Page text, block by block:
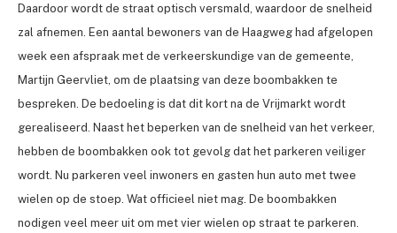
Daardoor wordt de straat optisch versmald, waardoor de snelheid
zal afnemen. Een aantal bewoners van de Haagweg had afgelopen
week een afspraak met de verkeerskundige van de gemeente,
Martijn Geervliet, om de plaatsing van deze boombakken te
bespreken. De bedoeling is dat dit kort na de Vrijmarkt wordt
gerealiseerd. Naast het beperken van de snelheid van het verkeer,
hebben de boombakken ook tot gevolg dat het parkeren veiliger
wordt. Nu parkeren veel inwoners en gasten hun auto met twee
wielen op de stoep. Wat officieel niet mag. De boombakken
nodigen veel meer uit om met vier wielen op straat te parkeren.